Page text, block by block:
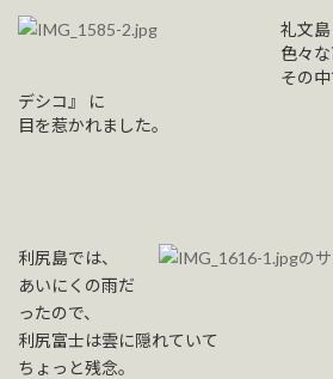
礼文
色々
その
デシコ』 に
目を惹かれました。
利尻島では、
あいにくの雨だ
ったので、
利尻富士は雲に隠れていて
ちょっと残念。